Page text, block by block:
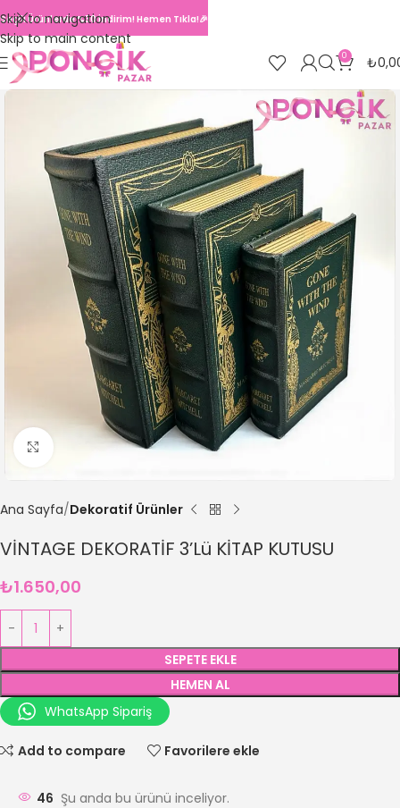
Skip to navigation
Skip to main content
0 ₺
Büyütmek için tıklayın
Ana Sayfa Dekoratif Ürünler
VİNTAGE DEKORATİF 3’Lü KİTAP KUTUSU
₺1.650,00
SEPETE EKLE
HEMEN AL
WhatsApp Sipariş
Add to compare Favorilere ekle
46 Şu anda bu ürünü inceliyor.
Seçili Ürünlerde %30 İndirim! Hemen Tıkla!🎉